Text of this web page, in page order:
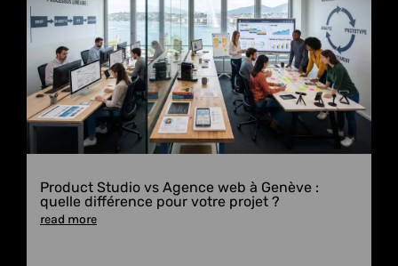
Product Studio vs Agence web à Genève :
quelle différence pour votre projet ?
read more